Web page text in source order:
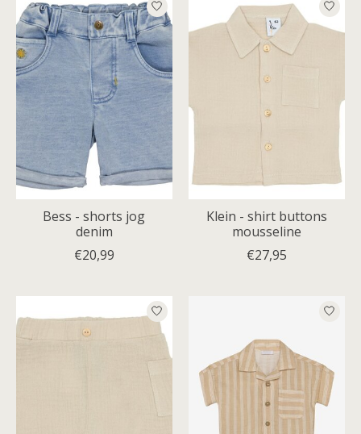
Bess - shorts jog
denim
€20,99
Klein - shirt buttons
mousseline
€27,95